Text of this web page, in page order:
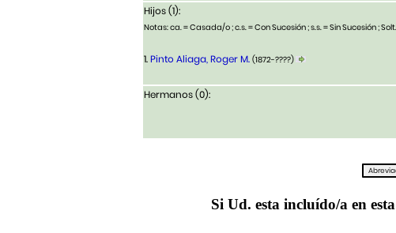
Hijos (1):
Notas: ca. = Casada/o ; c.s. = Con Sucesión ; s.s. = Sin Sucesión ;
1.Pinto Aliaga, Roger M. (1872-????)
Hermanos (0):
Si Ud. esta incluído/a en